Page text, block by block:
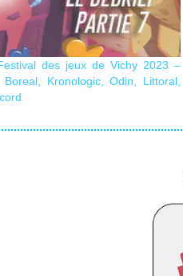
des jeux de Vichy 2023 –
Kronologic, Odin, Littoral,